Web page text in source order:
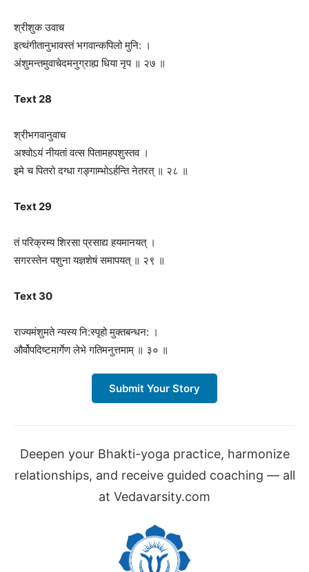
श्रीशुक उवाच
इत्थंगीतानुभावस्तं भगवान्कपिलो मुनि: ।
अंशुमन्तमुवाचेदमनुग्राह्य धिया नृप ॥ २७ ॥
Text 28
श्रीभगवानुवाच
अश्वोऽयं नीयतां वत्स पितामहपशुस्तव ।
इमे च पितरो दग्धा गङ्गाम्भोऽर्हन्ति नेतरत् ॥ २८ ॥
Text 29
तं परिक्रम्य शिरसा प्रसाद्य हयमानयत् ।
सगरस्तेन पशुना यज्ञशेषं समापयत् ॥ २९ ॥
Text 30
राज्यमंशुमते न्यस्य नि:स्पृहो मुक्तबन्धन: ।
और्वोपदिष्टमार्गेण लेभे गतिमनुत्तमाम् ॥ ३० ॥
Submit Your Story
Deepen your Bhakti-yoga practice, harmonize
relationships, and receive guided coaching — all
at Vedavarsity.com